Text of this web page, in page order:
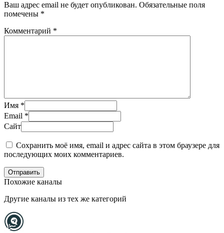
Ваш адрес email не будет опубликован. Обязательные поля
помечены *
Комментарий *
Имя *
Email *
Сайт
Сохранить моё имя, email и адрес сайта в этом браузере для
последующих моих комментариев.
Отправить
Похожие каналы
Другие каналы из тех же категорий